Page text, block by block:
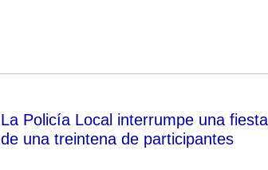
La Policía Local interrumpe una
de una treintena de participantes